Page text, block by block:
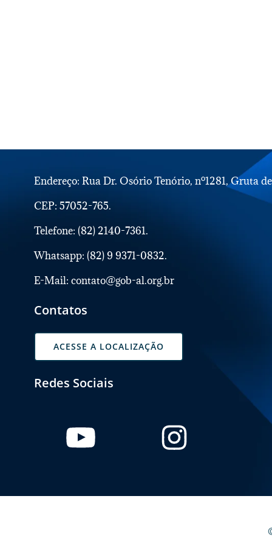
Endereço: Rua Dr. Osório Tenório, nº1281, Gruta
CEP: 57052-765.
Telefone: (82) 2140-7361.
Whatsapp: (82) 9 9371-0832.
E-Mail: contato@gob-al.org.br
Contatos
ACESSE A LOCALIZAÇÃO
Redes Sociais